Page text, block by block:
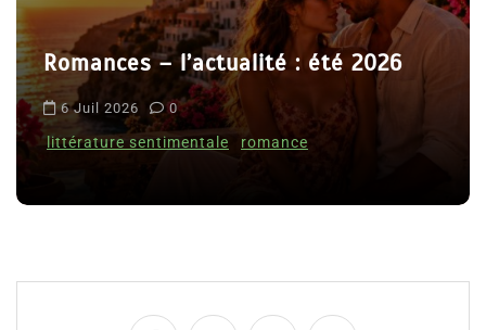
r
t
i
c
e
l’actualité : été 2026
romance
Clara Delcourt